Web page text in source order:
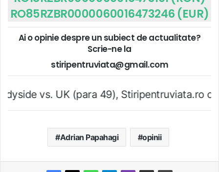
RO85RZBR0000060016473246 (EUR)
Ai o opinie despre un subiect de actualitate?
Scrie-ne la
stiripentruviata@gmail.com
(para 49), Stiripentruviata.ro
Adrian Papahagi opinii